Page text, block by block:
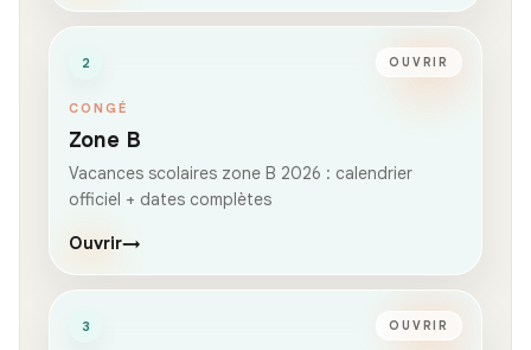
2 OUVRIR
CONGÉ
Zone B
Vacances scolaires zone B 2026 : calendrier
officiel + dates complètes
Ouvrir→
3 OUVRIR